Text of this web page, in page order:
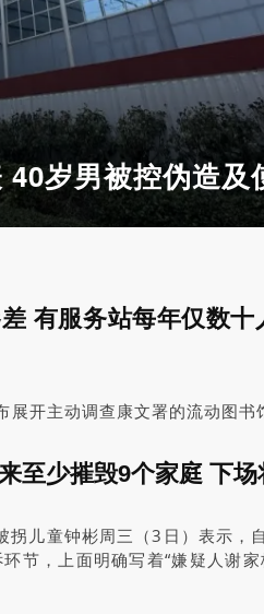
岁男被控伪造及
有服务站每年仅数十
开主动调查康文署的流动图书
十至数千不等，故公署会审视
文化，以配合国家“十五五”规
至少摧毁9个家庭 下场
拐儿童钟彬周三（3日）表示，
节，上面明确写着“嫌疑人谢家